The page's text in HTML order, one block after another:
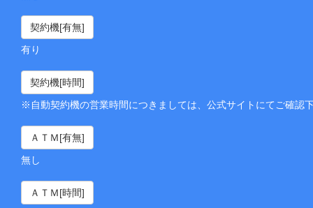
契約機[有無]
有り
契約機[時間]
※自動契約機の営業時間につきましては、公式サイトにてご確認下
ＡＴＭ[有無]
無し
ＡＴＭ[時間]